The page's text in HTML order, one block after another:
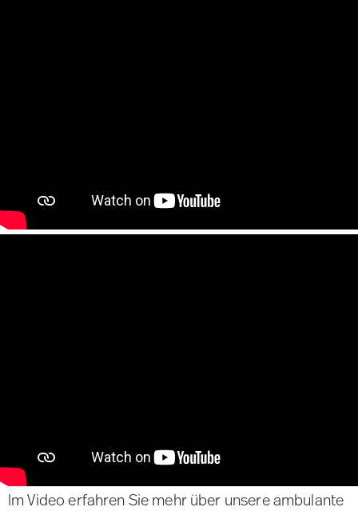
Im Video erfahren Sie mehr über unsere ambulante